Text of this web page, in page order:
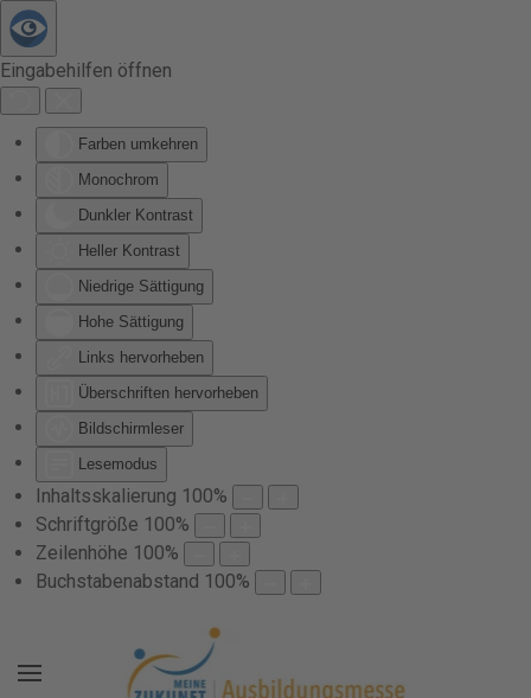
Eingabehilfen öffnen
Farben umkehren
Monochrom
Dunkler Kontrast
Heller Kontrast
Niedrige Sättigung
Hohe Sättigung
Links hervorheben
Überschriften hervorheben
Bildschirmleser
Lesemodus
Inhaltsskalierung 100%
Schriftgröße 100%
Zeilenhöhe 100%
Buchstabenabstand 100%
Zum Hauptinhalt springen